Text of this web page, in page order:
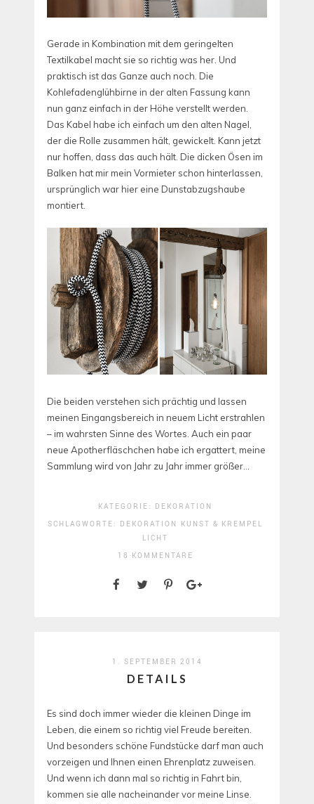
Gerade in Kombination mit dem geringelten
Textilkabel macht sie so richtig was her. Und
praktisch ist das Ganze auch noch. Die
Kohlefadenglühbirne in der alten Fassung kann
nun ganz einfach in der Höhe verstellt werden.
Das Kabel habe ich einfach um den alten Nagel,
der die Rolle zusammen hält, gewickelt. Kann jetzt
nur hoffen, dass das auch hält. Die dicken Ösen im
Balken hat mir mein Vormieter schon hinterlassen,
ursprünglich war hier eine Dunstabzugshaube
montiert.
Die beiden verstehen sich prächtig und lassen
meinen Eingangsbereich in neuem Licht erstrahlen
– im wahrsten Sinne des Wortes. Auch ein paar
neue Apotherfläschchen habe ich ergattert, meine
Sammlung wird von Jahr zu Jahr immer größer…
KATEGORIE: DEKORATION
SCHLAGWORTE: DEKORATION
KUNST & KREMPEL
LICHT
18 KOMMENTARE
1. SEPTEMBER 2014
DETAILS
Es sind doch immer wieder die kleinen Dinge im
Leben, die einem so richtig viel Freude bereiten.
Und besonders schöne Fundstücke darf man auch
vorzeigen und Ihnen einen Ehrenplatz zuweisen.
Und wenn ich dann mal so richtig in Fahrt bin,
kommen sie alle nacheinander vor meine Linse.